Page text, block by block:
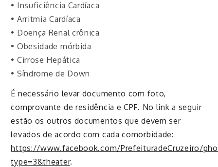
• Insuficiência Cardíaca
• Arritmia Cardíaca
• Doença Renal crônica
• Obesidade mórbida
• Cirrose Hepática
• Síndrome de Down
É necessário levar documento com foto,
comprovante de residência e CPF. No link a seguir
estão os outros documentos que devem ser
levados de acordo com cadacomorbidade:
https://www.facebook.com/PrefeituradeCruzeiro/
type=3&theater.